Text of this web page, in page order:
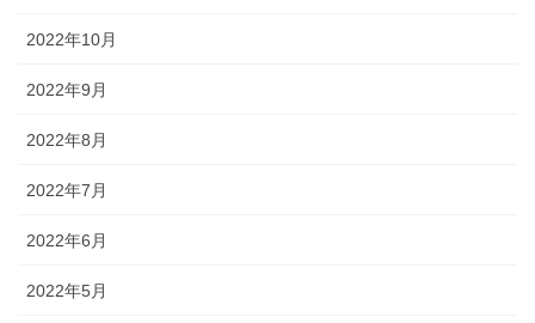
2022年10月
2022年9月
2022年8月
2022年7月
2022年6月
2022年5月